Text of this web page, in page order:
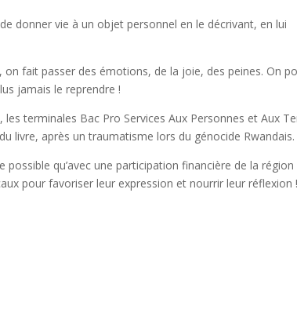
donner vie à un objet personnel en le décrivant, en lui
fait passer des émotions, de la joie, des peines. On
jamais le reprendre !
terminales Bac Pro Services Aux Personnes et Aux
livre, après un traumatisme lors du génocide Rwandais.
qu’avec une participation financière de la région
pour favoriser leur expression et nourrir leur réflexion !